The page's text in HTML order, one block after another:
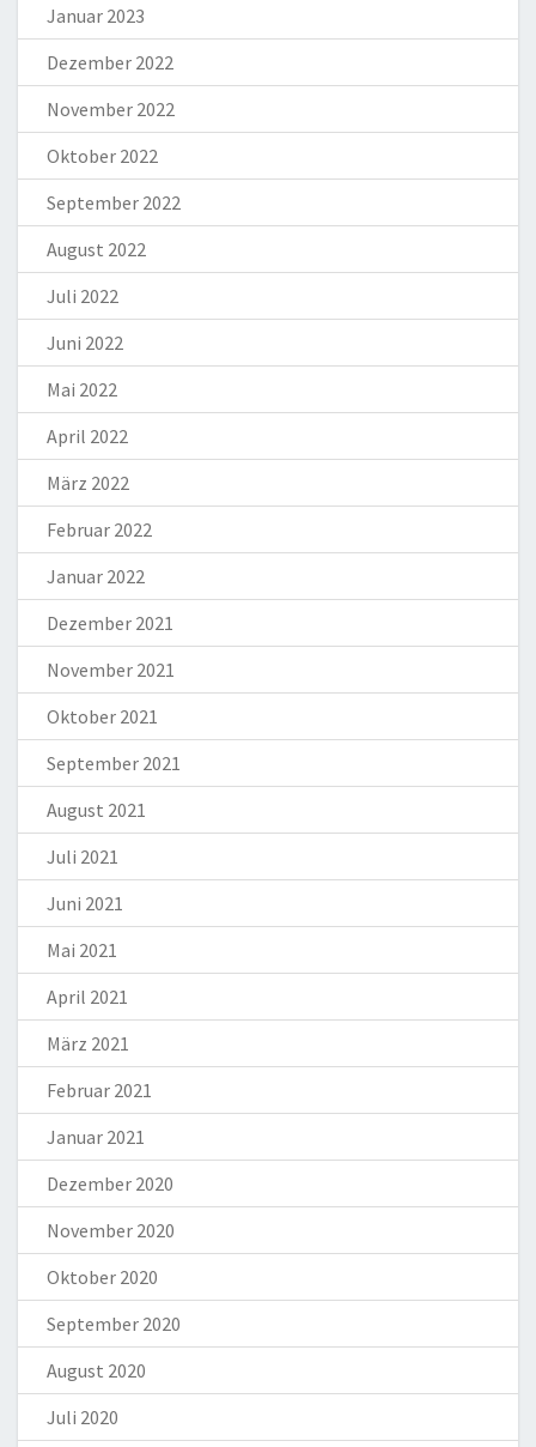
Januar 2023
Dezember 2022
November 2022
Oktober 2022
September 2022
August 2022
Juli 2022
Juni 2022
Mai 2022
April 2022
März 2022
Februar 2022
Januar 2022
Dezember 2021
November 2021
Oktober 2021
September 2021
August 2021
Juli 2021
Juni 2021
Mai 2021
April 2021
März 2021
Februar 2021
Januar 2021
Dezember 2020
November 2020
Oktober 2020
September 2020
August 2020
Juli 2020